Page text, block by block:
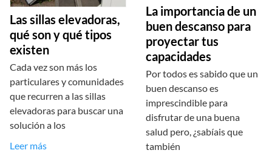
Las sillas elevadoras,
qué son y qué tipos
existen
Cada vez son más los
particulares y comunidades
que recurren a las sillas
elevadoras para buscar una
solución a los
Leer más
La importancia de un
buen descanso para
proyectar tus
capacidades
Por todos es sabido que un
buen descanso es
imprescindible para
disfrutar de una buena
salud pero, ¿sabíais que
también